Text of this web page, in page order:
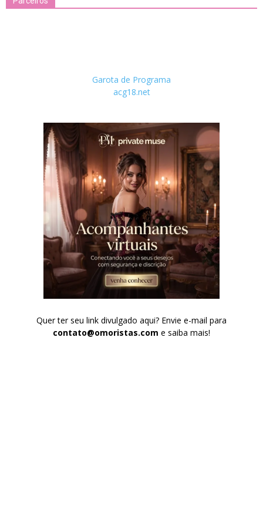
Garota de Programa
acg18.net
Quer ter seu link divulgado aqui? Envie e-mail para
contato@omoristas.com e saiba mais!